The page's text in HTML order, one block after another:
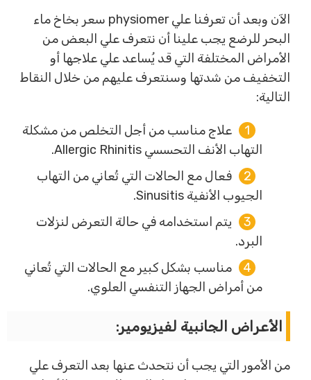
الآن وبعد أن تعرفنا علي physiomer سعر بخاخ ماء
البحر للرضع يجب علينا أن نتعرف علي البعض من
الأمراض المختلفة التي قد يُساعد علي علاجها أو
التخفيف من شدتها وسنتعرف عليهم من خلال النقاط
التالية:
علاج مناسب من أجل التخلص من مشكلة
التهاب الأنف التحسسي Allergic Rhinitis.
فعال مع الحالات التي تُعاني من التهاب
الجيوب الأنفية Sinusitis.
يتم استخدامه في حالة التعرض لنزلات
البرد.
مناسب بشكل كبير مع الحالات التي تُعاني
من أمراض الجهاز التنفسي العلوي.
الأعراض الجانبية لفيزيومير:
من الأمور التي يجب أن نتحدث عنها بعد التعرف علي